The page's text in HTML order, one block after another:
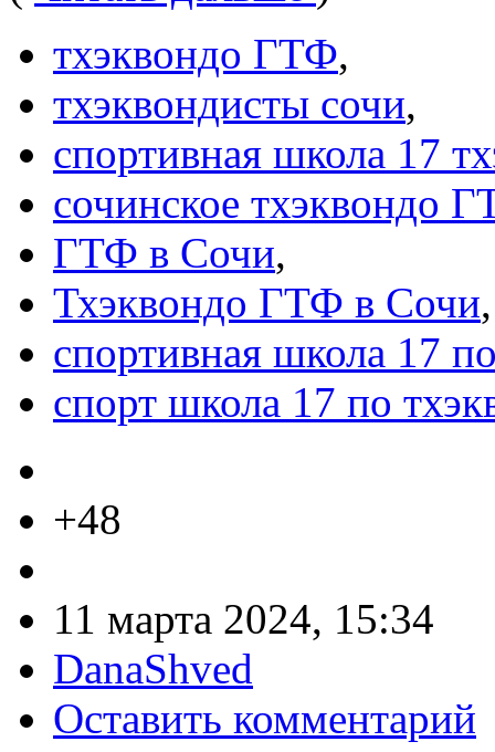
тхэквондо ГТФ,
тхэквондисты сочи,
спортивная школа 17
сочинское тхэквондо
ГТФ в Сочи,
Тхэквондо ГТФ в Сочи,
спортивная школа 17
спорт школа 17 по
+48
11 марта 2024, 15:34
DanaShved
Оставить комментарий